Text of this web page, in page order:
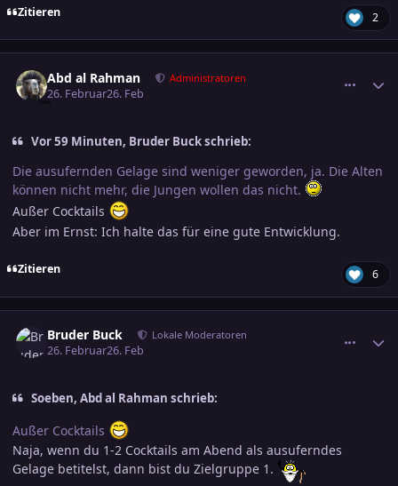
Zitieren 2
Abd al Rahman Administratoren
26. Februar26. Feb
Vor 59 Minuten, Bruder Buck schrieb:
Die ausufernden Gelage sind weniger geworden, ja. Die Alten
können nicht mehr, die Jungen wollen das nicht.
Außer Cocktails
Aber im Ernst: Ich halte das für eine gute Entwicklung.
Zitieren 6
Bruder Buck Lokale Moderatoren
26. Februar26. Feb
Soeben, Abd al Rahman schrieb:
Außer Cocktails
Naja, wenn du 1-2 Cocktails am Abend als ausuferndes
Gelage betitelst, dann bist du Zielgruppe 1.